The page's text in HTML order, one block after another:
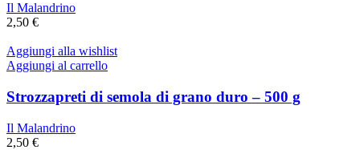
Il Malandrino
2,50 €
Aggiungi alla wishlist
Aggiungi al carrello
Strozzapreti di semola di grano duro – 500 g
Il Malandrino
2,50 €